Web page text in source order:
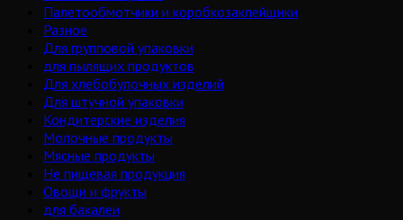
Палетообмотчики и коробкозаклейщики
Разное
Для групповой упаковки
для пылящих продуктов
Для хлебобулочных изделий
Для штучной упаковки
Кондитерские изделия
Молочные продукты
Мясные продукты
Не пищевая продукция
Овощи и фрукты
для бакалеи